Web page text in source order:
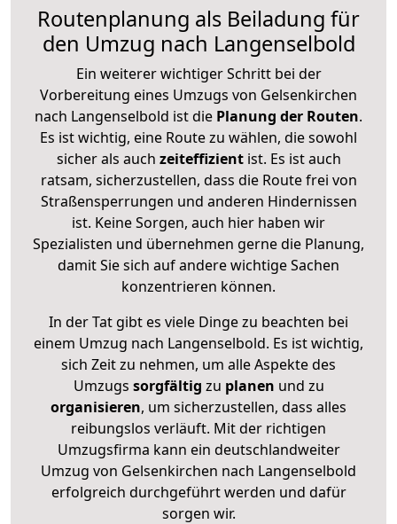
Routenplanung als Beiladung für
den Umzug nach Langenselbold
Ein weiterer wichtiger Schritt bei der
Vorbereitung eines Umzugs von Gelsenkirchen
nach Langenselbold ist die Planung der Routen.
Es ist wichtig, eine Route zu wählen, die sowohl
sicher als auch zeiteffizientist. Es ist auch
ratsam, sicherzustellen, dass die Route frei von
Straßensperrungen und anderen Hindernissen
ist. Keine Sorgen, auch hier haben wir
Spezialisten und übernehmen gerne die Planung,
damit Sie sich auf andere wichtige Sachen
konzentrieren können.
In der Tat gibt es viele Dinge zu beachten bei
einem Umzug nach Langenselbold. Es ist wichtig,
sich Zeit zu nehmen, um alle Aspekte des
Umzugs sorgfältig zu planen und zu
organisieren, um sicherzustellen, dass alles
reibungslos verläuft. Mit der richtigen
Umzugsfirma kann ein deutschlandweiter
Umzug von Gelsenkirchen nach Langenselbold
erfolgreich durchgeführt werden und dafür
sorgen wir.